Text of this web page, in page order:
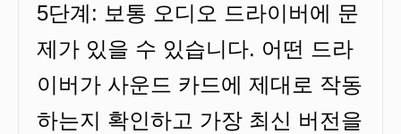
5단계: 보통 오디오 드라이버에 문
제가 있을 수 있습니다. 어떤 드라
이버가 사운드 카드에 제대로 작동
하는지 확인하고 가장 최신 버전을